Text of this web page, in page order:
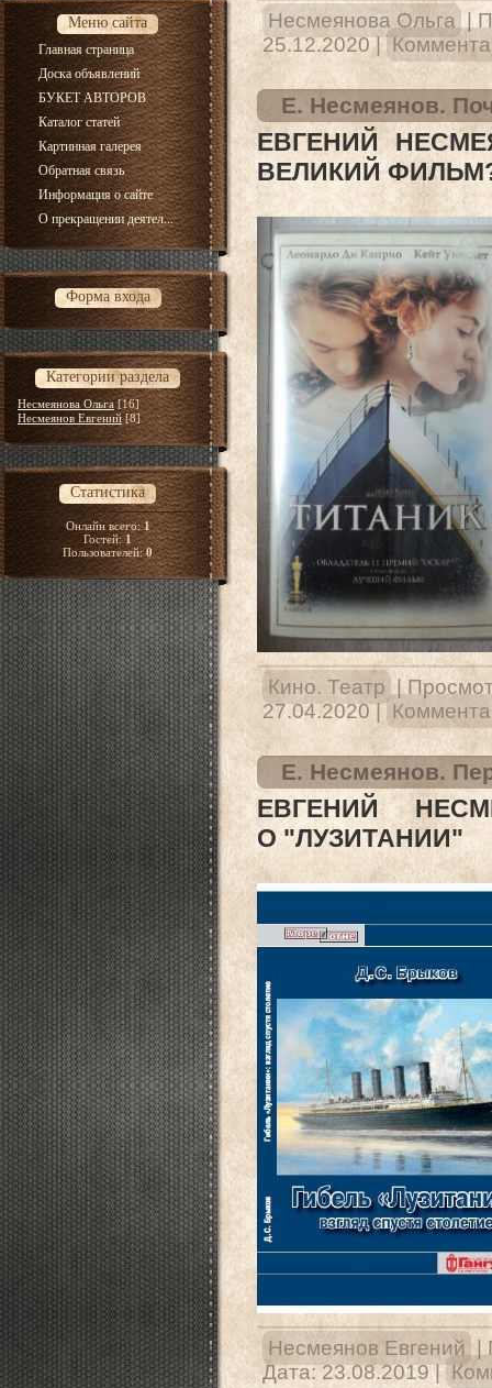
Меню сайта
Главная страница
Доска объявлений
БУКЕТ АВТОРОВ
Каталог статей
Картинная галерея
Обратная связь
Информация о сайте
О прекращении деятел...
Форма входа
Категории раздела
Несмеянова Ольга [16]
Несмеянов Евгений [8]
Статистика
Онлайн всего:1
Гостей:1
Пользователей:0
Несмеянова Ольга |
25.12.2020 |
Е. Несмеянов.
ЕВГЕНИЙ
ВЕЛИКИЙ
Кино. Театр |
27.04.2020 |
Е. Несмеянов.
ЕВГЕНИЙ
О"ЛУЗИТАНИИ"
Несмеянов Евгений |
Дата: 23.08.2019 |